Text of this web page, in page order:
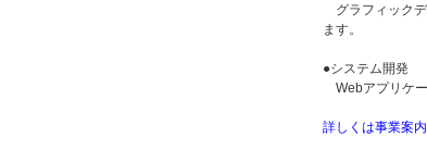
グラフィックデ
ます。
●システム開発
Webアプリケー
詳しくは事業案